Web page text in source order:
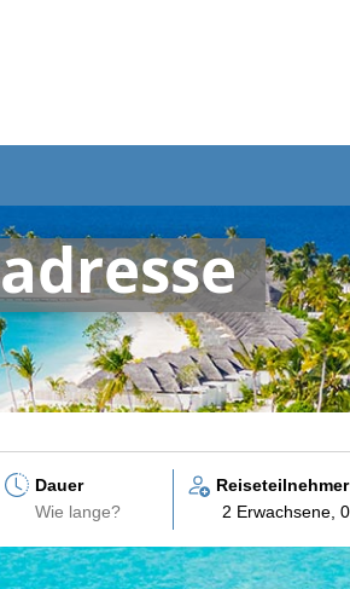
Dauer Reiseteilnehmer